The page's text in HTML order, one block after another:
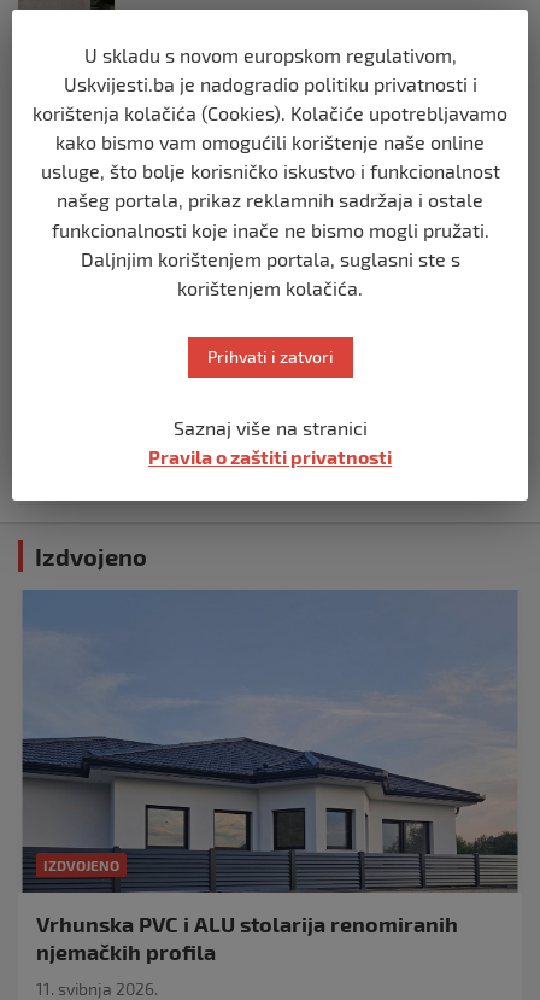
prije 3 mjeseca
BIH
Zašto Bakir Izetbegović trenutno ima
najveće šanse za povratak u
Predsjedništvo BiH
prije 3 mjeseca
Demantij Federalnog ministarstva
unutrašnjih poslova
Akcija SIPA-e: Pretresaju se stambeni i
pomoćni objekti
Izdvojeno
IZDVOJENO
Vrhunska PVC i ALU stolarija renomiranih
njemačkih profila
11. svibnja 2026.
U skladu s novom europskom regulativom,
Uskvijesti.ba je nadogradio politiku privatnosti i
korištenja kolačića (Cookies). Kolačiće upotrebljavamo
kako bismo vam omogućili korištenje naše online
usluge, što bolje korisničko iskustvo i funkcionalnost
našeg portala, prikaz reklamnih sadržaja i ostale
funkcionalnosti koje inače ne bismo mogli pružati.
Daljnjim korištenjem portala, suglasni ste s
korištenjem kolačića.
Prihvati i zatvori
Saznaj više na stranici
Pravila o zaštiti privatnosti